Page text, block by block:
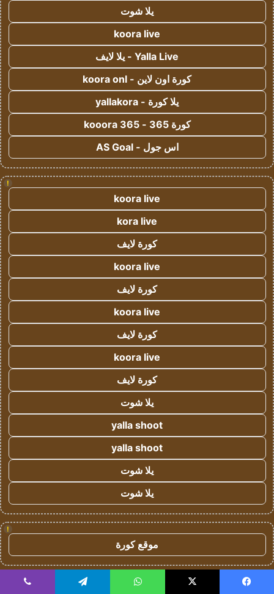
يلا شوت
koora live
Yalla Live - يلا لايف
كورة اون لاين - koora onl
يلا كورة - yallakora
كورة 365 - kooora 365
اس جول - AS Goal
!
koora live
kora live
كورة لايف
koora live
كورة لايف
koora live
كورة لايف
koora live
كورة لايف
يلا شوت
yalla shoot
yalla shoot
يلا شوت
يلا شوت
!
موقع كورة